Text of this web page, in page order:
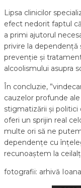
Lipsa clinicilor
efect nedorit faptul
a primi ajutorul
privire la
prevenție și
alcoolismului asupra
În concluzie,
cauzelor profunde
stigmatizării și
oferi un sprijin real
multe ori să ne
dependențe cu
recunoaștem la
fotografii: arhivă